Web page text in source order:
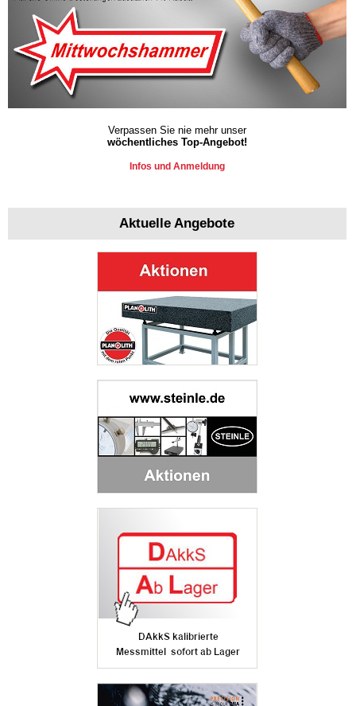
Verpassen Sie nie mehr unser
wöchentliches Top-Angebot!
Infos und Anmeldung
Aktuelle Angebote